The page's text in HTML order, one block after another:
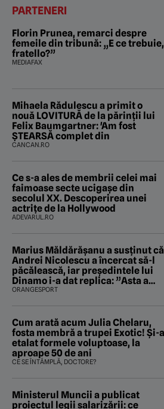
PARTENERI
Florin Prunea, remarci despre
femeile din tribună: „E ce trebuie,
fratello?”
MEDIAFAX
Mihaela Rădulescu a primit o
nouă LOVITURĂ de la părinții lui
Felix Baumgartner: 'Am fost
ȘTEARSĂ complet din
CANCAN.RO
Ce s-a ales de membrii celei mai
faimoase secte ucigașe din
secolul XX. Descoperirea unei
actrițe de la Hollywood
ADEVARUL.RO
Marius Măldărăşanu a susţinut că
Andrei Nicolescu a încercat să-l
păcălească, iar preşedintele lui
Dinamo i-a dat replica: ”Asta a
fost istoria”
ORANGESPORT
Cum arată acum Julia Chelaru,
fosta membră a trupei Exotic! Și-a
etalat formele voluptoase, la
aproape 50 de ani
CE SE ÎNTÂMPLĂ, DOCTORE?
Ministerul Muncii a publicat
proiectul legii salarizării: ce